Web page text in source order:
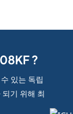
?
있는 독립
기 위해 최